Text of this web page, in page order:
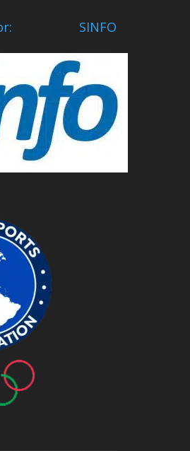
por: SINFO